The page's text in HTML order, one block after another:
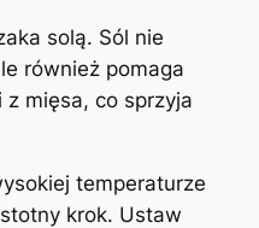
solą. Sól nie
również pomaga
mięsa, co sprzyja
temperaturze
krok. Ustaw